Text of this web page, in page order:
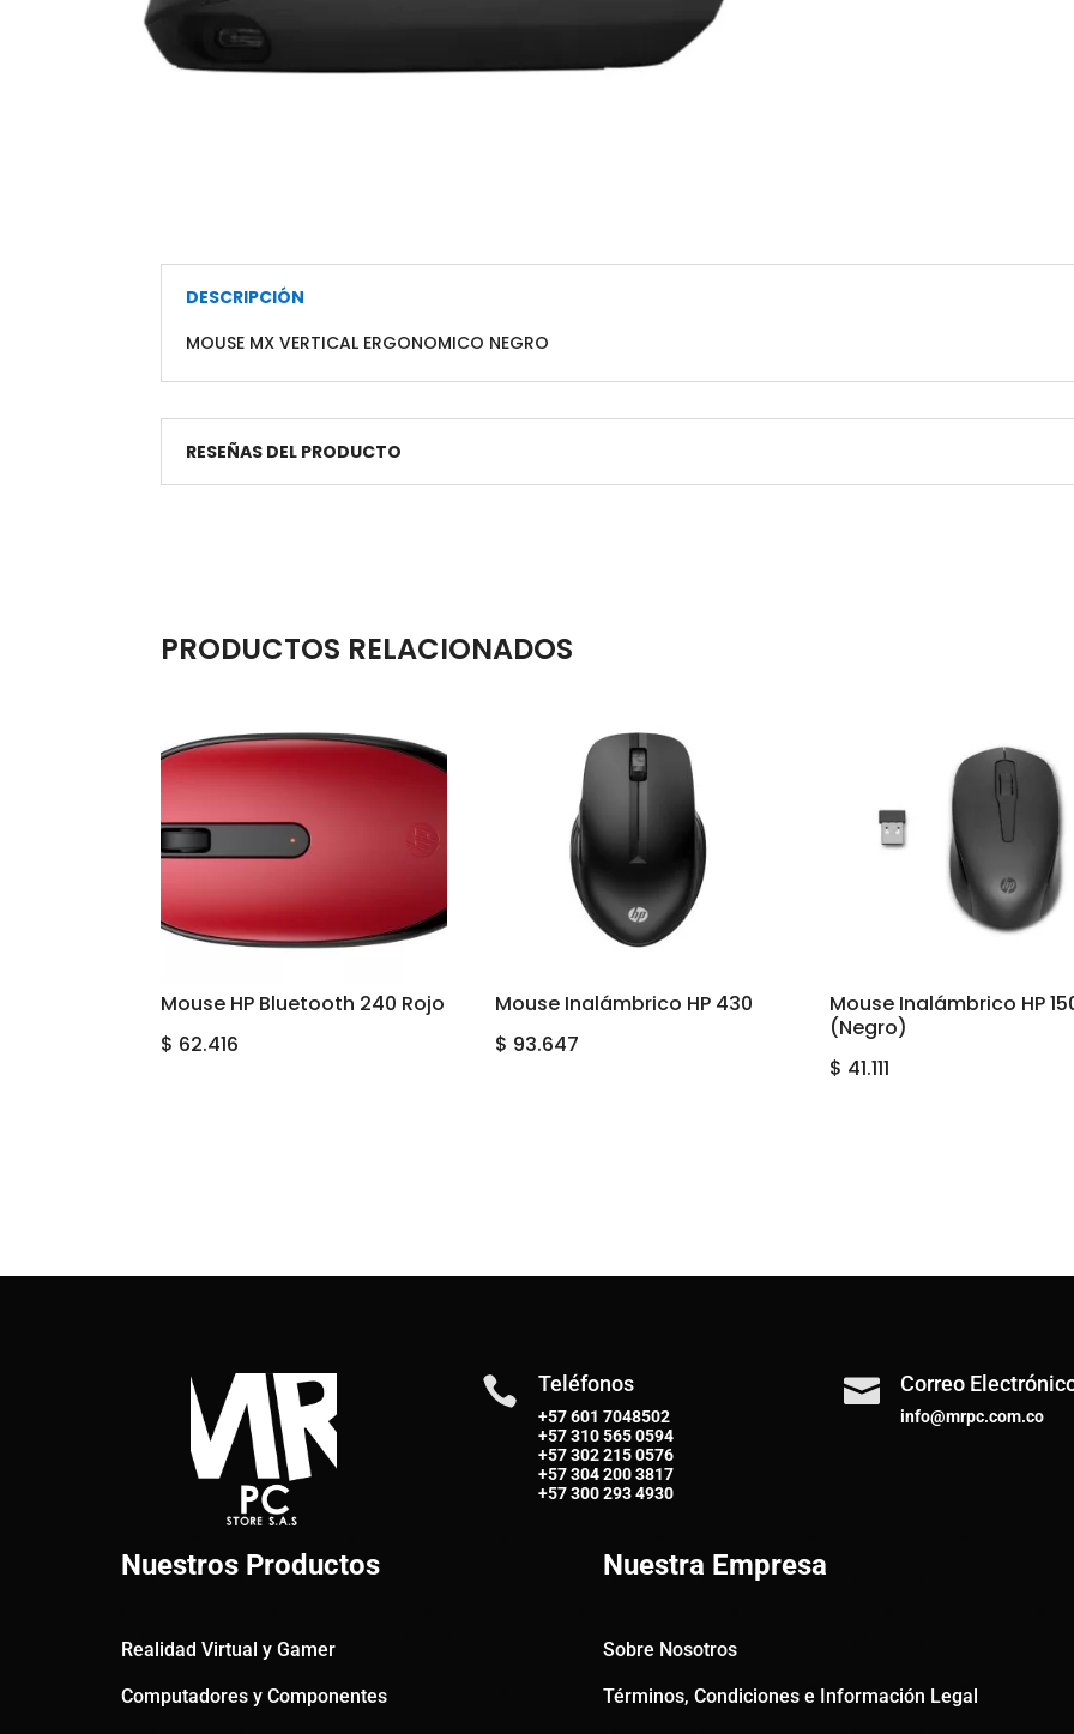
DESCRIPCIÓN
MOUSE MX VERTICAL ERGONOMICO NEGRO
RESEÑAS DEL PRODUCTO
PRODUCTOS RELACIONADOS
Mouse HP Bluetooth 240 Rojo
$ 62.416
Mouse Inalámbrico HP 430
$ 93.647
Mouse Inalámbrico HP
(Negro)
$ 41.111
 Teléfonos
+57 601 7048502
+57310 565 0594
+57302 215 0576
+57304 200 3817
+57300 293 4930
 Correo
info@mrpc.com.co
Nuestros Productos
Realidad Virtual y Gamer
Computadores y Componentes
Nuestra Empresa
Sobre Nosotros
Términos, Condiciones e Información Legal